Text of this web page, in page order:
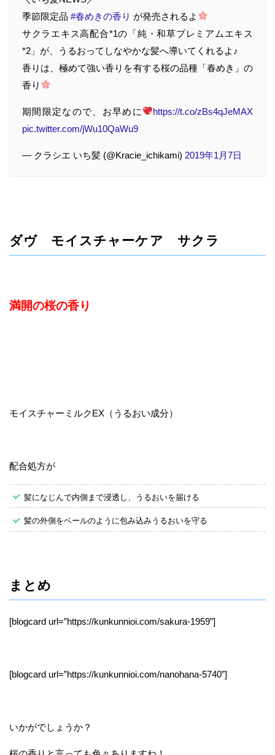
季節限定品 #春めきの香り が発売されるよ
サクラエキス高配合*1の「純・和草プレミアムエキス
*2」が、うるおってしなやかな髪へ導いてくれるよ♪
香りは、極めて強い香りを有する桜の品種「春めき」の
香り
期間限定なので、お早めに
https://t.co/zBs4qJeMAX
pic.twitter.com/jWu10QaWu9
— クラシエ いち髪 (@Kracie_ichikami) 2019年1月7日
ダヴ モイスチャーケア サクラ
満開の桜の香り
モイスチャーミルクEX（うるおい成分）
配合処方が
髪になじんで内側まで浸透し、うるおいを届ける
髪の外側をベールのように包み込みうるおいを守る
まとめ
[blogcard url=”https://kunkunnioi.com/sakura-1959”]
[blogcard url=”https://kunkunnioi.com/nanohana-5740”]
いかがでしょうか？